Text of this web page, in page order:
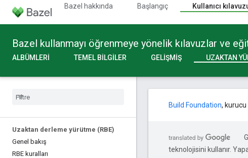
Bazel hakkında Başlangıç Kullanıcı
Bazel kullanmayı öğrenmeye yönelik kılavuzlar ve
ALBÜMLERI TEMEL BILGILER GELIŞMIŞ UZAKTAN
Uzaktan derleme yürütme (RBE)
Genel bakış
RBE kuralları
Build Foundation, kurucu
teknolojisini kullanır.